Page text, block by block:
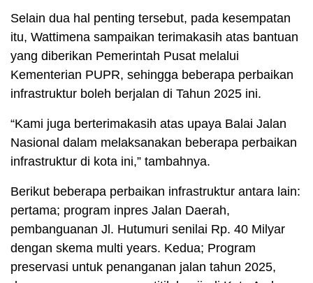
Selain dua hal penting tersebut, pada kesempatan
itu, Wattimena sampaikan terimakasih atas bantuan
yang diberikan Pemerintah Pusat melalui
Kementerian PUPR, sehingga beberapa perbaikan
infrastruktur boleh berjalan di Tahun 2025 ini.
“Kami juga berterimakasih atas upaya Balai Jalan
Nasional dalam melaksanakan beberapa perbaikan
infrastruktur di kota ini,” tambahnya.
Berikut beberapa perbaikan infrastruktur antara lain:
pertama; program inpres Jalan Daerah,
pembanguanan Jl. Hutumuri senilai Rp. 40 Milyar
dengan skema multi years. Kedua; Program
preservasi untuk penanganan jalan tahun 2025,